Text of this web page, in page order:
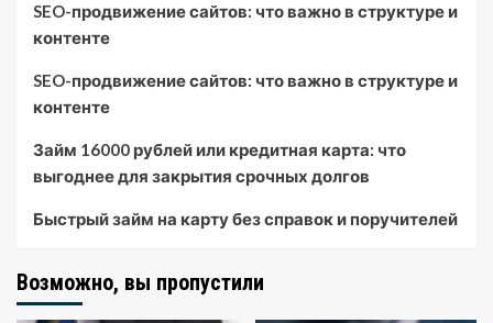
SEO-продвижение сайтов: что важно в структуре и
контенте
SEO-продвижение сайтов: что важно в структуре и
контенте
Займ 16000 рублей или кредитная карта: что
выгоднее для закрытия срочных долгов
Быстрый займ на карту без справок и поручителей
Возможно, вы пропустили